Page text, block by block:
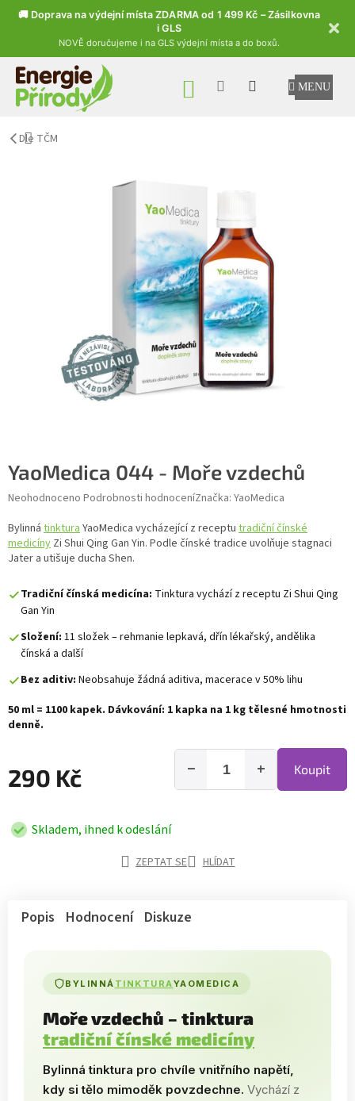
🚚 Doprava na výdejní místa ZDARMA od 1 499 Kč – Zásilkovna
i GLS
NOVĚ doručujeme i na GLS výdejní místa a do boxů.
Přejít na obsah
NÁKUPNÍ KOŠÍK
Dle TČM
YaoMedica 044 - Moře vzdechů
Průměrné hodnocení produktu je 0,0 z 5 hvězdiček.
Neohodnoceno Podrobnosti hodnoceníZnačka: YaoMedica
Bylinná tinkturaYaoMedica vycházející z receptu tradiční čínské
medicíny Zi Shui Qing Gan Yin. Podle čínské tradice uvolňuje stagnaci
Jater a utišuje ducha Shen.
Tradiční čínská medicína: Tinktura vychází z receptu Zi Shui Qing
Gan Yin
Složení: 11 složek – rehmanie lepkavá, dřín lékařský, andělika
čínská a další
Bez aditiv: Neobsahuje žádná aditiva, macerace v 50% lihu
50 ml = 1100 kapek. Dávkování: 1 kapka na 1 kg tělesné hmotnosti
denně.
290 Kč +
− Koupit
Skladem, ihned k odeslání
ZEPTAT SE HLÍDAT
Popis Hodnocení Diskuze
BYLINNÁ TINKTURAYAOMEDICA
Moře vzdechů – tinktura
tradiční čínské medicíny
Bylinná tinktura pro chvíle vnitřního napětí,
kdy si tělo mimoděk povzdechne. Vychází z